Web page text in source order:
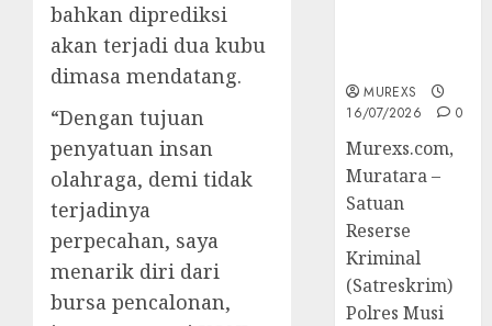
bahkan diprediksi
akan terjadi dua kubu
dimasa mendatang.
“Dengan tujuan
penyatuan insan
olahraga, demi tidak
terjadinya
perpecahan, saya
menarik diri dari
bursa pencalonan,
MUREXS
16/07/2026
0
Murexs.com,
Muratara –
Satuan
Reserse
Kriminal
(Satreskrim)
Polres Musi